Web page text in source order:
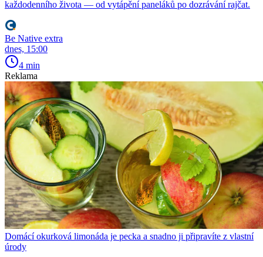
každodenního života — od vytápění paneláků po dozrávání rajčat.
Be Native extra
dnes, 15:00
4 min
Reklama
Domácí okurková limonáda je pecka a snadno ji připravíte z vlastní
úrody